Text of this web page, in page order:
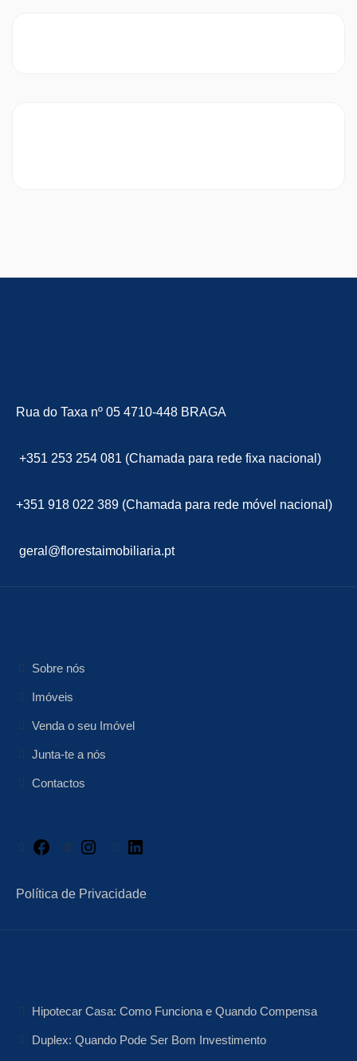
Rua do Taxa nº 05 4710-448 BRAGA
+351 253 254 081 (Chamada para rede fixa nacional)
+351 918 022 389 (Chamada para rede móvel nacional)
geral@florestaimobiliaria.pt
Sobre nós
Imóveis
Venda o seu Imóvel
Junta-te a nós
Contactos
Facebook Instagram
Política de Privacidade
Hipotecar Casa: Como Funciona e Quando Compensa
Duplex: Quando Pode Ser Bom Investimento